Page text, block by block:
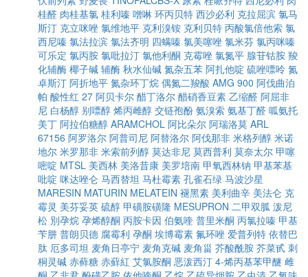
桂醛 肉桂基氯 桂利嗪 噌啉 环丙贝特 西沙必利 克拉屈滨 氯马
斯汀 克立咪唑 氯维地平 克利溴铵 克利贝特 丙酸氯倍他索 氯
西尼嗪 氯法拉滨 氯法齐明 四螨嗪 氯美噻唑 氯米芬 氯丙咪嗪
可乐定 氯丙胺 氯吡拉汀 氯他利酮 克霉唑 氯氮平 腺苷钴胺 羧
化辅酶 椰子碱 辅酶 秋水仙碱 氮杂五苯 阿扎他啶 硫唑嘌呤 氮
卓斯汀 阿折地平 氮杂环丁烷 偶氮二羧酸 AMG 900 阿伐曲泊
帕 酸性红 27 阿贝卡尔 醋丁洛尔 醋硝香豆素 乙缩醛 阿屈非
尼 白杨醇 别嘌醇 烯丙雌醇 交链孢酚 氨溴索 氨基丁醛 呱氨托
美丁 阿拉伯糖醇 ARAMCHOL 阿比朵尔 阿瑞洛莫 ARL
67156 阿罗洛尔 阿普司尼 阿替洛尔 阿伐那非 米格列醇 米诺
地尔 米罗那非 米索前列醇 莫达非尼 莫西普利 莫奈太尔 甲噻
嘧啶 MTSL 美西林 美洛昔康 美罗培南 甲氧西林钠 甲基苯基
吡啶 咪达唑仑 马西替坦 马杜霉素 孔雀石绿 马波沙星
MARESIN MATURIN MELATEIN 褪黑素 美利曲辛 美法仑 克
霉灵 美芬妥英 硫醇 甲磺胺磺隆 MESUPRON 二甲双胍 泼尼
松 別孕烷 孕烯醇酮 丙胺卡因 伯氨喹 普里米酮 丙氯拉嗪 甲基
苄肼 普朗贝德 腐霉利 孕酮 埃博霉素 氟环唑 爱普列特 依替巴
肽 厄多司坦 麦角日亭宁 麦角克碱 麦角甾 芥酸酰胺 芥菜甙 刺
桐灵碱 赤藓糖 赤蘚紅 艾氯胺酮 恶泼西汀 4-烯丙基苯甲醚 雌